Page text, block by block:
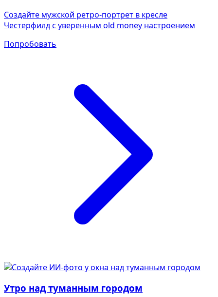
Создайте мужской ретро-портрет в кресле
Честерфилд с уверенным old money настроением
Попробовать
Утро над туманным городом